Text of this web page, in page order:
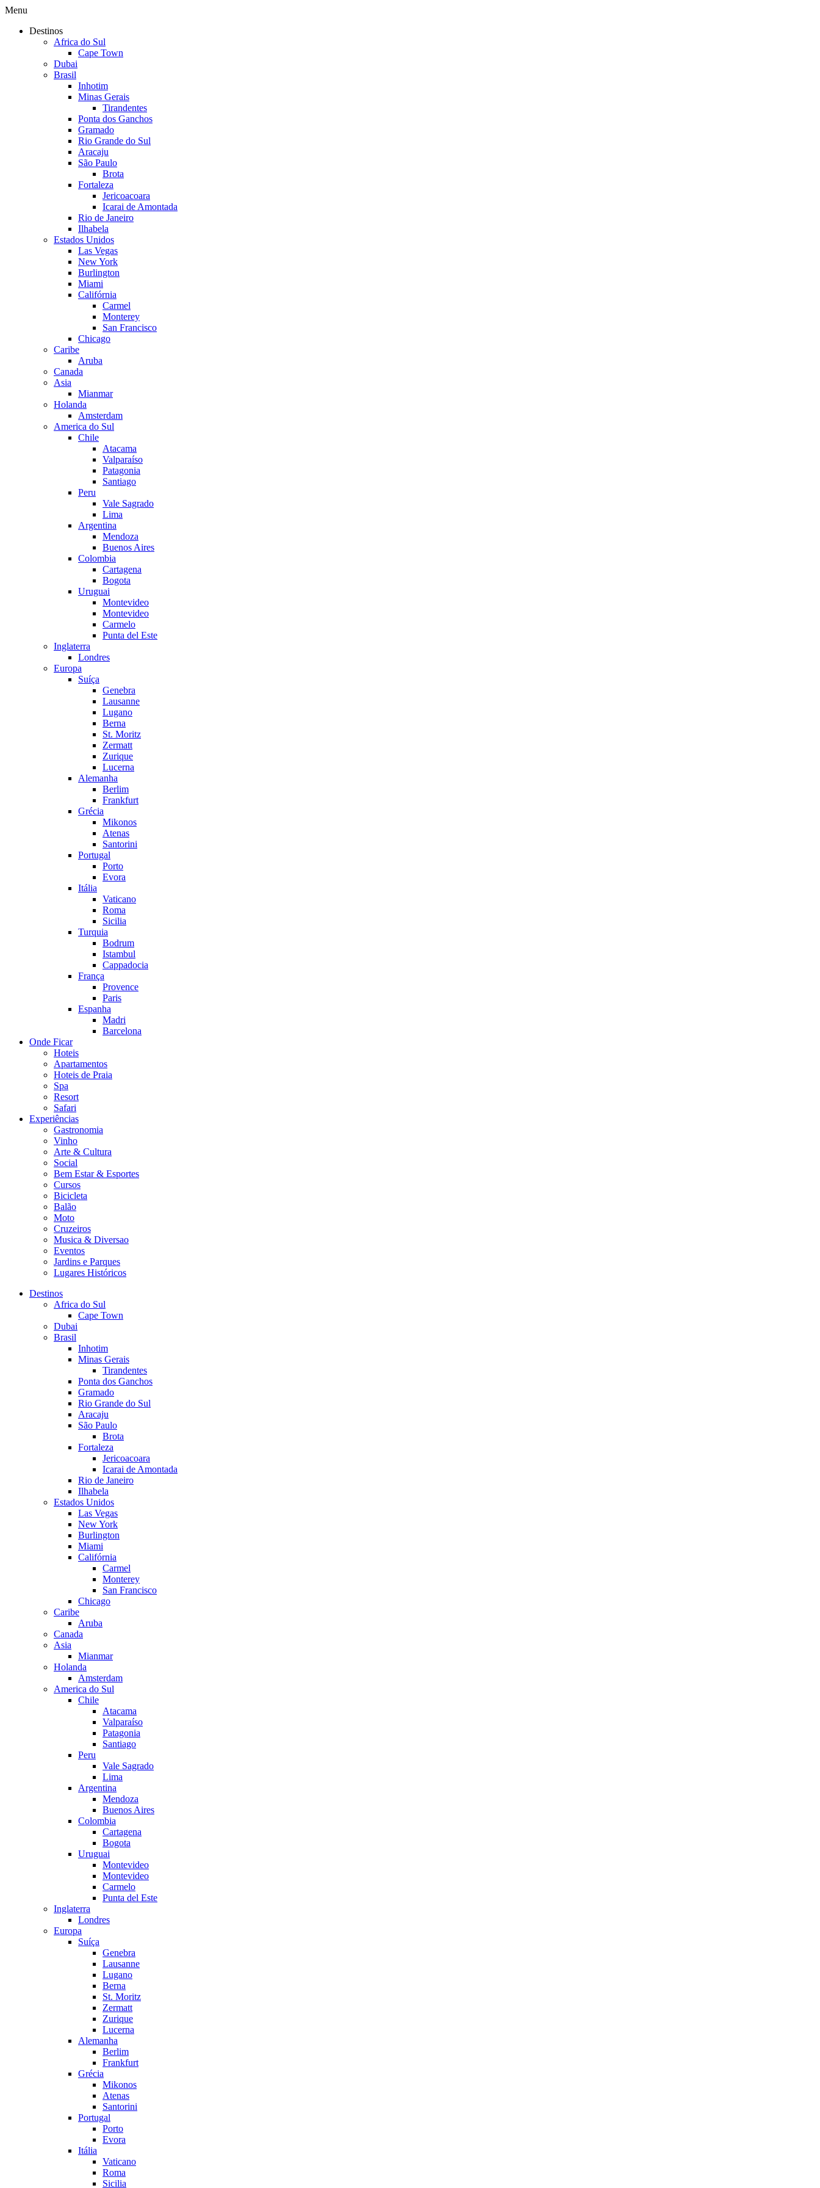
Menu
Destinos
Africa do Sul
Cape Town
Dubai
Brasil
Inhotim
Minas Gerais
Tirandentes
Ponta dos Ganchos
Gramado
Rio Grande do Sul
Aracaju
São Paulo
Brota
Fortaleza
Jericoacoara
Icarai de Amontada
Rio de Janeiro
Ilhabela
Estados Unidos
Las Vegas
New York
Burlington
Miami
Califórnia
Carmel
Monterey
San Francisco
Chicago
Caribe
Aruba
Canada
Asia
Mianmar
Holanda
Amsterdam
America do Sul
Chile
Atacama
Valparaíso
Patagonia
Santiago
Peru
Vale Sagrado
Lima
Argentina
Mendoza
Buenos Aires
Colombia
Cartagena
Bogota
Uruguai
Montevideo
Montevideo
Carmelo
Punta del Este
Inglaterra
Londres
Europa
Suíça
Genebra
Lausanne
Lugano
Berna
St. Moritz
Zermatt
Zurique
Lucerna
Alemanha
Berlim
Frankfurt
Grécia
Mikonos
Atenas
Santorini
Portugal
Porto
Evora
Itália
Vaticano
Roma
Sicilia
Turquia
Bodrum
Istambul
Cappadocia
França
Provence
Paris
Espanha
Madri
Barcelona
Onde Ficar
Hoteis
Apartamentos
Hoteis de Praia
Spa
Resort
Safari
Experiências
Gastronomia
Vinho
Arte & Cultura
Social
Bem Estar & Esportes
Cursos
Bicicleta
Balão
Moto
Cruzeiros
Musica & Diversao
Eventos
Jardins e Parques
Lugares Históricos
Destinos
Africa do Sul
Cape Town
Dubai
Brasil
Inhotim
Minas Gerais
Tirandentes
Ponta dos Ganchos
Gramado
Rio Grande do Sul
Aracaju
São Paulo
Brota
Fortaleza
Jericoacoara
Icarai de Amontada
Rio de Janeiro
Ilhabela
Estados Unidos
Las Vegas
New York
Burlington
Miami
Califórnia
Carmel
Monterey
San Francisco
Chicago
Caribe
Aruba
Canada
Asia
Mianmar
Holanda
Amsterdam
America do Sul
Chile
Atacama
Valparaíso
Patagonia
Santiago
Peru
Vale Sagrado
Lima
Argentina
Mendoza
Buenos Aires
Colombia
Cartagena
Bogota
Uruguai
Montevideo
Montevideo
Carmelo
Punta del Este
Inglaterra
Londres
Europa
Suíça
Genebra
Lausanne
Lugano
Berna
St. Moritz
Zermatt
Zurique
Lucerna
Alemanha
Berlim
Frankfurt
Grécia
Mikonos
Atenas
Santorini
Portugal
Porto
Evora
Itália
Vaticano
Roma
Sicilia